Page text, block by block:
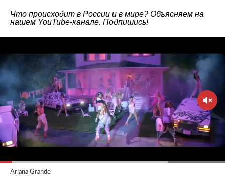
Что происходит в России и в мире? Объясняем на
нашем YouTube-канале. Подпишись!
Ariana Grande